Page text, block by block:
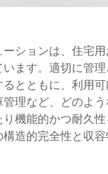
ションは、住宅
ます。適切に管
とともに、利用
理など、どのよ
機能的かつ耐久
造的完全性と収